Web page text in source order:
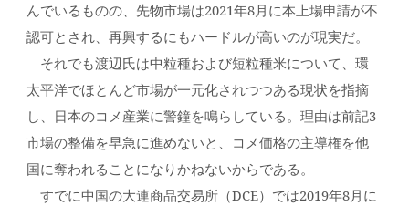
んでいるものの、先物市場は2021年8月に本上場申請が不
認可とされ、再興するにもハードルが高いのが現実だ。
それでも渡辺氏は中粒種および短粒種米について、環
太平洋でほとんど市場が一元化されつつある現状を指摘
し、日本のコメ産業に警鐘を鳴らしている。理由は前記3
市場の整備を早急に進めないと、コメ価格の主導権を他
国に奪われることになりかねないからである。
すでに中国の大連商品交易所（DCE）では2019年8月に